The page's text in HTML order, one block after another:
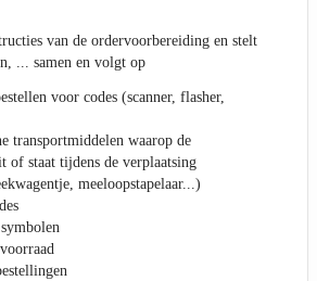
van de ordervoorbereiding en stelt
... samen en volgt op
voor codes (scanner, flasher,
transportmiddelen waarop de
of staat tijdens de verplaatsing
meeloopstapelaar...)